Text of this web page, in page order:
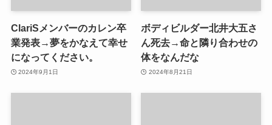
ClariSメンバーのカレン卒
業発表→夢をかなえて幸せ
になってください。
2024年9月1日
ボディビルダー北井大五さ
ん死去→命と隣り合わせの
体をなんだな
2024年8月21日